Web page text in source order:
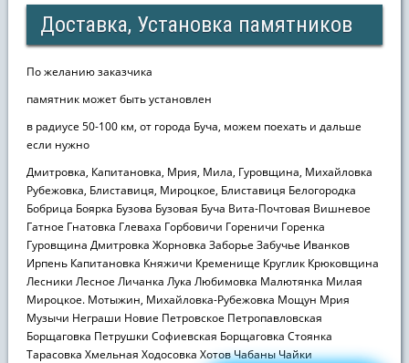
Доставка, Установка памятников
По желанию заказчика
памятник может быть установлен
в радиусе 50-100 км, от города Буча, можем поехать и дальше
если нужно
Дмитровка, Капитановка, Мрия, Мила, Гуровщина, Михайловка
Рубежовка, Блиставиця, Мироцкое, Блиставиця Белогородка
Бобрица Боярка Бузова Бузовая Буча Вита-Почтовая Вишневое
Гатное Гнатовка Глеваха Горбовичи Гореничи Горенка
Гуровщина Дмитровка Жорновка Заборье Забучье Иванков
Ирпень Капитановка Княжичи Кременище Круглик Крюковщина
Лесники Лесное Личанка Лука Любимовка Малютянка Милая
Мироцкое. Мотыжин, Михайловка-Рубежовка Мощун Мрия
Музычи Неграши Новие Петровское Петропавловская
Борщаговка Петрушки Софиевская Борщаговка Стоянка
Тарасовка Хмельная Ходосовка Хотов Чабаны Чайки